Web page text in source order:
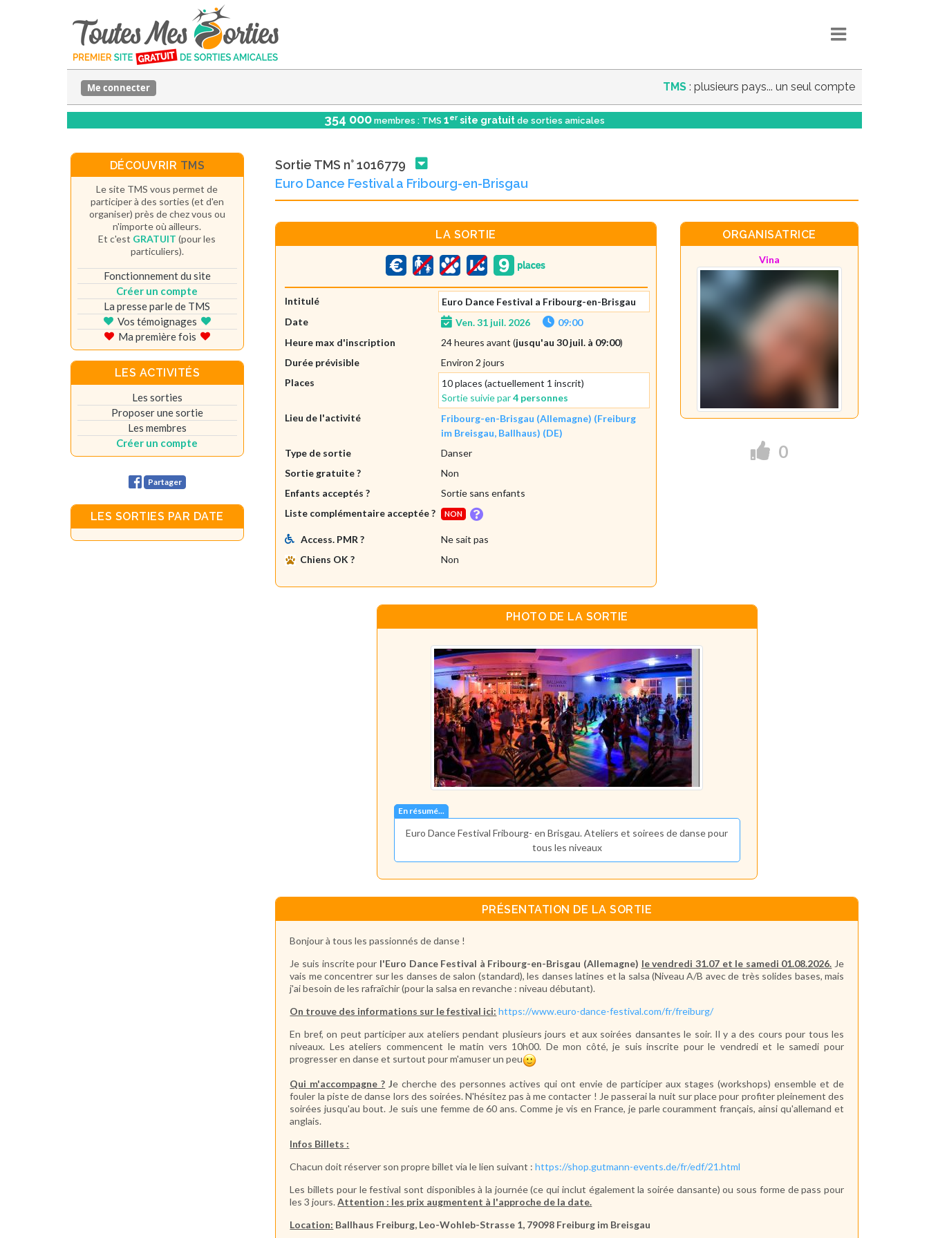
TMS : plusieurs pays... un seul compte
Me connecter
354 000 membres : TMS 1er site gratuit de sorties amicales
Sortie TMS n° 1016779
Euro Dance Festival a Fribourg-en-Brisgau
LA SORTIE
Intitulé
Euro Dance Festival a Fribourg-en-Brisgau
Date
Ven. 31 juil. 2026
09:00
Heure max d'inscription
24 heures avant (jusqu'au 30 juil. à 09:00)
Durée prévisible
Environ 2 jours
Places
10 places (actuellement 1 inscrit)
Sortie suivie par4 personnes
Lieu de l'activité
Fribourg-en-Brisgau (Allemagne) (Freiburg
im Breisgau, Ballhaus) (DE)
Type de sortie
Danser
Sortie gratuite ?
Non
Enfants acceptés ?
Sortie sans enfants
Liste complémentaire acceptée ?
NON
Access. PMR ?
Ne sait pas
Chiens OK ?
Non
ORGANISATRICE
Vina
0
PHOTO DE LA SORTIE
En résumé...
Euro Dance Festival Fribourg- en Brisgau. Ateliers et soirees de danse pour
tous les niveaux
PRÉSENTATION DE LA SORTIE
Bonjour à tous les passionnés de danse !
Je suis inscrite pour l'Euro Dance Festival à Fribourg-en-Brisgau (Allemagne) le vendredi 31.07 et le samedi 01.08.2026. Je
vais me concentrer sur les danses de salon (standard), les danses latines et la salsa (Niveau A/B avec de très solides bases, mais
j'ai besoin de les rafraîchir (pour la salsa en revanche : niveau débutant).
On trouve des informations sur le festival ici: https://www.euro-dance-festival.com/fr/freiburg/
En bref, on peut participer aux ateliers pendant plusieurs jours et aux soirées dansantes le soir. Il y a des cours pour tous les
niveaux. Les ateliers commencent le matin vers 10h00. De mon côté, je suis inscrite pour le vendredi et le samedi pour
progresser en danse et surtout pour m'amuser un peu
Qui m'accompagne ? Je cherche des personnes actives qui ont envie de participer aux stages (workshops) ensemble et de
fouler la piste de danse lors des soirées. N'hésitez pas à me contacter ! Je passerai la nuit sur place pour profiter pleinement des
soirées jusqu'au bout. Je suis une femme de 60 ans. Comme je vis en France, je parle couramment français, ainsi qu'allemand et
anglais.
Infos Billets :
Chacun doit réserver son propre billet via le lien suivant :https://shop.gutmann-events.de/fr/edf/21.html
Les billets pour le festival sont disponibles à la journée (ce qui inclut également la soirée dansante) ou sous forme de pass pour
les 3 jours.Attention : les prix augmentent à l'approche de la date.
Location: Ballhaus Freiburg, Leo-Wohleb-Strasse 1, 79098 Freiburg im Breisgau
DÉCOUVRIR TMS
Le site TMS vous permet de
participer à des sorties (et d'en
organiser) près de chez vous ou
n'importe où ailleurs.
Et c'est GRATUIT (pour les
particuliers).
Fonctionnement du site
Créer un compte
La presse parle de TMS
Vos témoignages
Ma première fois
LES ACTIVITÉS
Les sorties
Proposer une sortie
Les membres
Créer un compte
Partager
LES SORTIES PAR DATE